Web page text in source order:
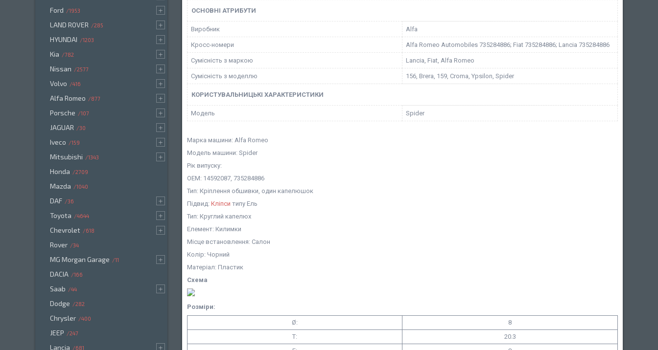
ОСНОВНІ АТРИБУТИ
Виробник Alfa
Кросс-номери Alfa Romeo Automobiles 735284886; Fiat 735284886; Lancia 735284886
Сумісність з маркою Lancia, Fiat, Alfa Romeo
Сумісність з моделлю 156, Brera, 159, Croma, Ypsilon, Spider
КОРИСТУВАЛЬНИЦЬКІ ХАРАКТЕРИСТИКИ
Мoдель Spider
Марка машини: Alfa Romeo
Модель машини: Spider
Рік випуску:
OEM: 14592087, 735284886
Тип: Кріплення обшивки, один капелюшок
Підвид: Кліпси типу Ель
Тип: Круглий капелюх
Елемент: Килимки
Місце встановлення: Салон
Колір: Чорний
Матеріал: Пластик
Схема
Розміри:
Ø:
8
T:
20.3
Ford 1953
LAND ROVER 285
HYUNDAI 1203
Kia 782
Nissan 2577
Volvo 416
Alfa Romeo 877
Porsche 107
JAGUAR 30
Iveco 159
Mitsubishi 1343
Honda 2709
Mazda 1040
DAF 36
Toyota 4644
Chevrolet 618
Rover 34
MG Morgan Garage 11
DACIA 166
Saab 44
Dodge 282
Chrysler 400
JEEP 247
Lancia 681